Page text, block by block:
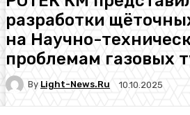
разработки
на Научно-
проблемам газовых
By Light-News.ru 10.10.2025